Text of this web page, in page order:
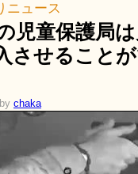
ニュース
児童保護局
させること
chaka